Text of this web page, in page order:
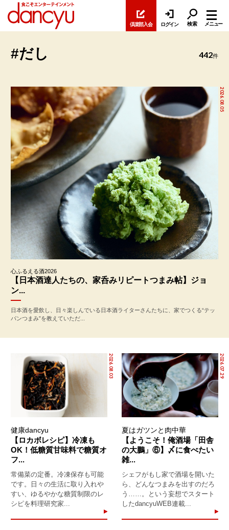
倶楽部入会 ログイン 検索 メニュー
#だし 442件
2026.08.05
心ふるえる酒2026
【日本酒達人たちの、家呑みリピートつまみ帖】ジョ
ン...
日本酒を愛飲し、日々楽しんでいる日本酒ライターさんたちに、家でつくる“テッ
パンつまみ”を教えていただ...
2026.08.03
健康dancyu
【ロカボレシピ】冷凍も
OK！低糖質甘味料で糖質オ
フ...
常備菜の定番。冷凍保存も可能
です。日々の生活に取り入れや
すい、ゆるやかな糖質制限のレ
シピを料理研究家...
2026.07.29
夏はガツンと肉中華
【ようこそ！俺酒場「田舎
の大鵬」⑥】〆に食べたい
雑...
シェフがもし家で酒場を開いた
ら、どんなつまみを出すのだろ
う……。という妄想でスタート
したdancyuWEB連載...